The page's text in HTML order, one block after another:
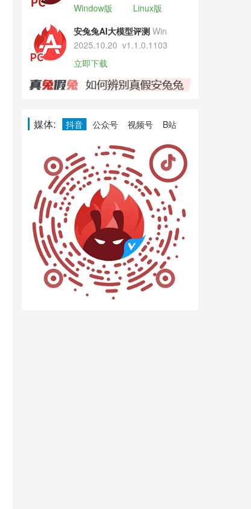
Window版
Linux版
安兔兔AI大模型评测 Win
2025.10.20 v1.1.0.1103
立即下载
媒体: 抖音 公众号 视频号 B站